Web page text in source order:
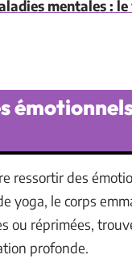
mentales :
ressortir des
yoga, le corps
ou réprimées,
profonde.